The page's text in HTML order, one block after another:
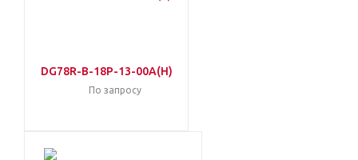
DG78R-B-18P-13-00A(H)
По запросу